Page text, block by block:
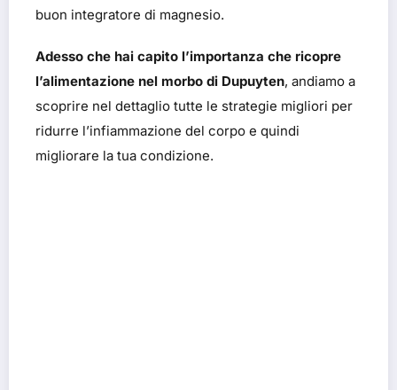
buon integratore di magnesio.
Adesso che hai capito l’importanza che ricopre
l’alimentazione nel morbo di Dupuyten, andiamo a
scoprire nel dettaglio tutte le strategie migliori per
ridurre l’infiammazione del corpo e quindi
migliorare la tua condizione.